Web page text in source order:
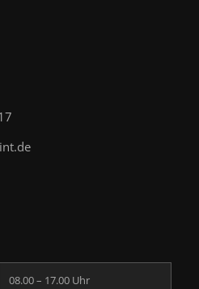
08.00 – 17.00 Uhr